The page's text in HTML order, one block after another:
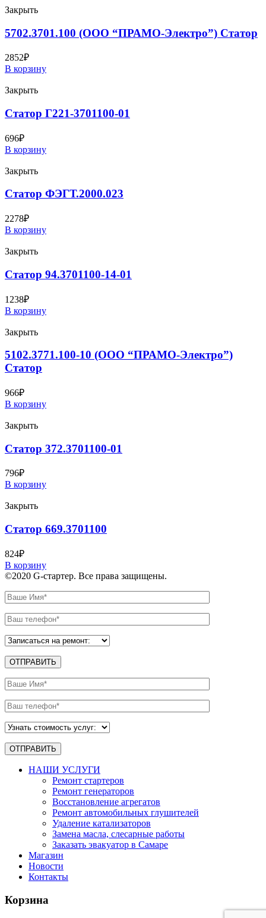
Закрыть
5702.3701.100 (ООО “ПРАМО-Электро”) Статор
2852₽
В корзину
Закрыть
Статор Г221-3701100-01
696₽
В корзину
Закрыть
Статор ФЭГТ.2000.023
2278₽
В корзину
Закрыть
Статор 94.3701100-14-01
1238₽
В корзину
Закрыть
5102.3771.100-10 (ООО “ПРАМО-Электро”)
Статор
966₽
В корзину
Закрыть
Статор 372.3701100-01
796₽
В корзину
Закрыть
Статор 669.3701100
824₽
В корзину
©2020 G-стартер. Все права защищены.
НАШИ УСЛУГИ
Ремонт стартеров
Ремонт генераторов
Восстановление агрегатов
Ремонт автомобильных глушителей
Удаление катализаторов
Замена масла, слесарные работы
Заказать эвакуатор в Самаре
Магазин
Новости
Контакты
Корзина